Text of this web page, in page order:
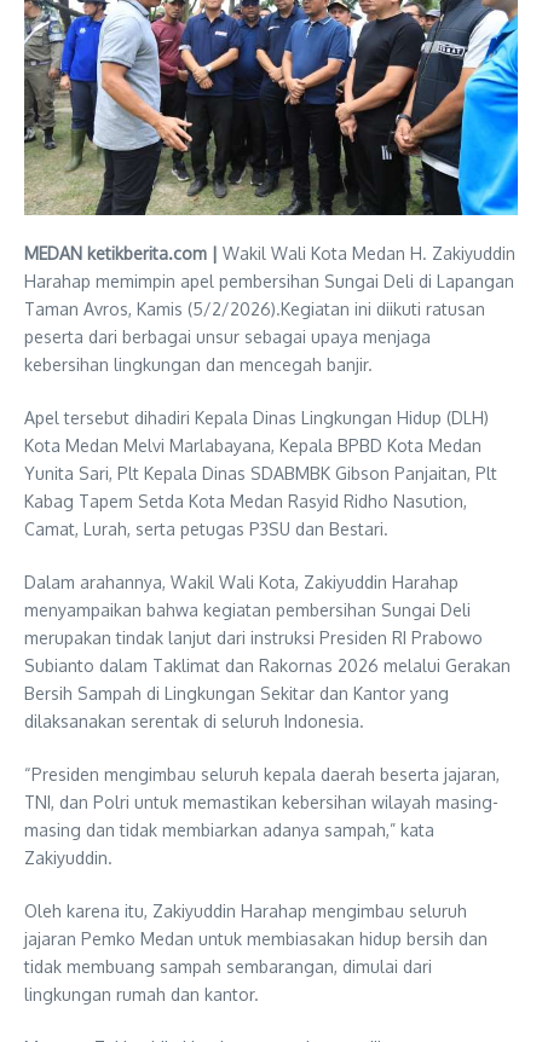
MEDAN ketikberita.com | Wakil Wali Kota Medan H. Zakiyuddin
Harahap memimpin apel pembersihan Sungai Deli di Lapangan
Taman Avros, Kamis (5/2/2026).Kegiatan ini diikuti ratusan
peserta dari berbagai unsur sebagai upaya menjaga
kebersihan lingkungan dan mencegah banjir.
Apel tersebut dihadiri Kepala Dinas Lingkungan Hidup (DLH)
Kota Medan Melvi Marlabayana, Kepala BPBD Kota Medan
Yunita Sari, Plt Kepala Dinas SDABMBK Gibson Panjaitan, Plt
Kabag Tapem Setda Kota Medan Rasyid Ridho Nasution,
Camat, Lurah, serta petugas P3SU dan Bestari.
Dalam arahannya, Wakil Wali Kota, Zakiyuddin Harahap
menyampaikan bahwa kegiatan pembersihan Sungai Deli
merupakan tindak lanjut dari instruksi Presiden RI Prabowo
Subianto dalam Taklimat dan Rakornas 2026 melalui Gerakan
Bersih Sampah di Lingkungan Sekitar dan Kantor yang
dilaksanakan serentak di seluruh Indonesia.
“Presiden mengimbau seluruh kepala daerah beserta jajaran,
TNI, dan Polri untuk memastikan kebersihan wilayah masing-
masing dan tidak membiarkan adanya sampah,” kata
Zakiyuddin.
Oleh karena itu, Zakiyuddin Harahap mengimbau seluruh
jajaran Pemko Medan untuk membiasakan hidup bersih dan
tidak membuang sampah sembarangan, dimulai dari
lingkungan rumah dan kantor.